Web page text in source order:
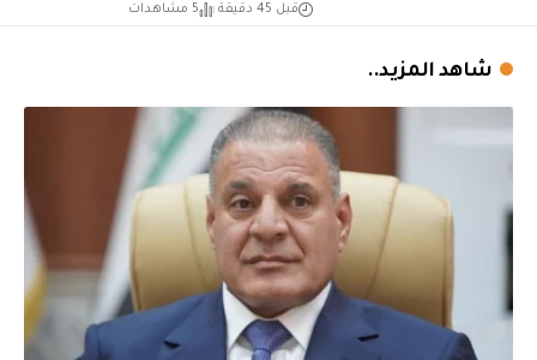
قبل 45 دقيقة 5 مشاهدات
شاهد المزيد..